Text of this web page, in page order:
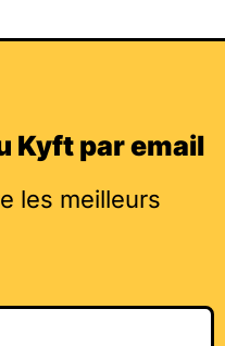
Kyft par email
les meilleurs